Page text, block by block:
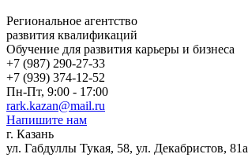
Региональное агентство
развития квалификаций
Обучение для развития карьеры и бизнеса
+7 (987) 290-27-33
+7 (939) 374-12-52
Пн-Пт, 9:00 - 17:00
rark.kazan@mail.ru
Напишите нам
г. Казань
ул. Габдуллы Тукая, 58, ул. Декабристов, 81а